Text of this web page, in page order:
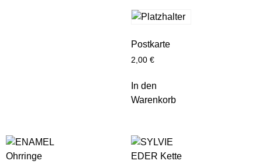
Postkarte
2,00 €
In den
Warenkorb